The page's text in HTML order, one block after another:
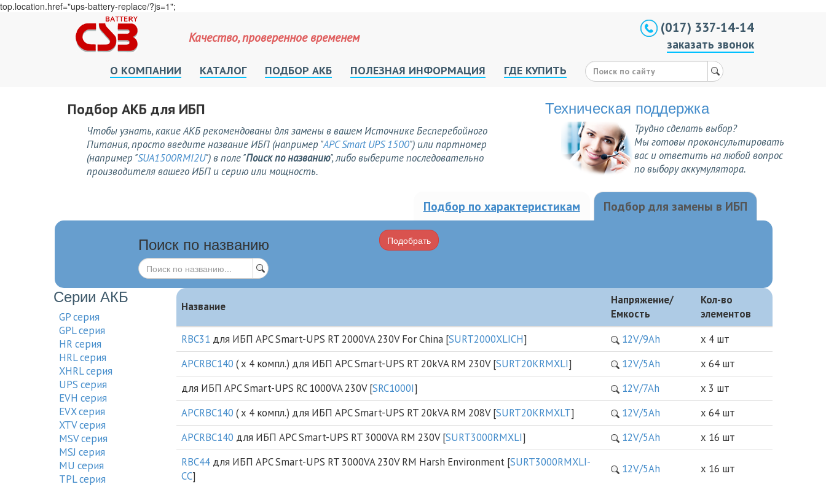
top.location.href="ups-battery-replace/?js=1";
Качество, проверенное временем
(017) 337-14-14
заказать звонок
О КОМПАНИИ
КАТАЛОГ ПОДБОР АКБ ПОЛЕЗНАЯ ИНФОРМАЦИЯ ГДЕ КУПИТЬ
Подбор АКБ для ИБП
Чтобы узнать, какие АКБ рекомендованы для замены в вашем Источнике Бесперебойного
Питания, просто введите название ИБП (например "APC Smart UPS 1500") или партномер
(например "SUA1500RMI2U") в поле "Поиск по названию", либо выберите последовательно
производителя вашего ИБП и серию или мощность.
Техническая поддержка
Трудно сделать выбор?
Мы готовы проконсультировать
вас и ответить на любой вопрос
по выбору аккумулятора.
Подбор по характеристикам Подбор для замены в ИБП
Поиск по названию Подобрать
Серии АКБ
GP серия
GPL серия
HR серия
HRL серия
XHRL серия
UPS серия
EVH серия
EVX серия
XTV cерия
MSV серия
MSJ серия
MU серия
TPL серия
Название
Напряжение/
Емкость
Кол-во
элементов
RBC31 для ИБП APC Smart-UPS RT 2000VA 230V For China [SURT2000XLICH] 12V/9Ah
х 4 шт
APCRBC140 ( х 4 компл.) для ИБП APC Smart-UPS RT 20kVA RM 230V [SURT20KRMXLI] 12V/5Ah
х 64 шт
для ИБП APC Smart-UPS RC 1000VA 230V [SRC1000I] 12V/7Ah
х 3 шт
APCRBC140 ( х 4 компл.) для ИБП APC Smart-UPS RT 20kVA RM 208V [SURT20KRMXLT] 12V/5Ah
х 64 шт
APCRBC140 для ИБП APC Smart-UPS RT 3000VA RM 230V [SURT3000RMXLI] 12V/5Ah
х 16 шт
RBC44 для ИБП APC Smart-UPS RT 3000VA 230V RM Harsh Environment [SURT3000RMXLI-
CC]
12V/5Ah х 16 шт